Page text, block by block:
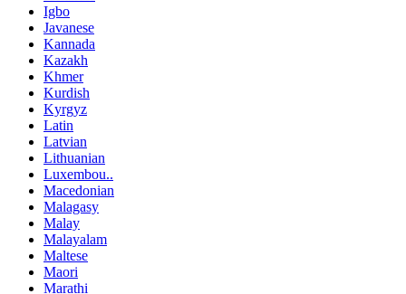
Igbo
Javanese
Kannada
Kazakh
Khmer
Kurdish
Kyrgyz
Latin
Latvian
Lithuanian
Luxembou..
Macedonian
Malagasy
Malay
Malayalam
Maltese
Maori
Marathi